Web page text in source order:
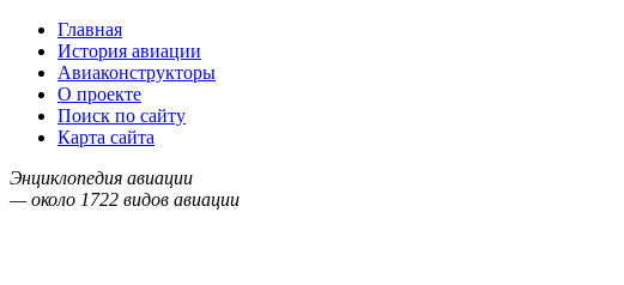
Главная
История авиации
Авиаконструкторы
О проекте
Поиск по сайту
Карта сайта
Энциклопедия авиации
— около 1722 видов авиации